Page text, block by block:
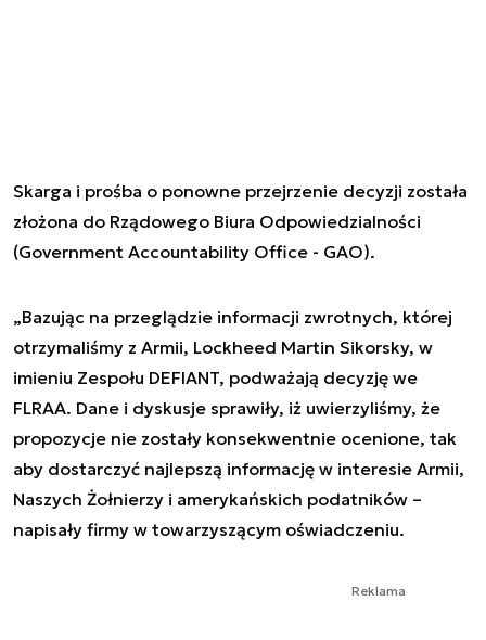
Skarga i prośba o ponowne przejrzenie decyzji została
złożona do Rządowego Biura Odpowiedzialności
(Government Accountability Office - GAO).
„Bazując na przeglądzie informacji zwrotnych, której
otrzymaliśmy z Armii, Lockheed Martin Sikorsky, w
imieniu Zespołu DEFIANT, podważają decyzję we
FLRAA. Dane i dyskusje sprawiły, iż uwierzyliśmy, że
propozycje nie zostały konsekwentnie ocenione, tak
aby dostarczyć najlepszą informację w interesie Armii,
Naszych Żołnierzy i amerykańskich podatników –
napisały firmy w towarzyszącym oświadczeniu.
Reklama